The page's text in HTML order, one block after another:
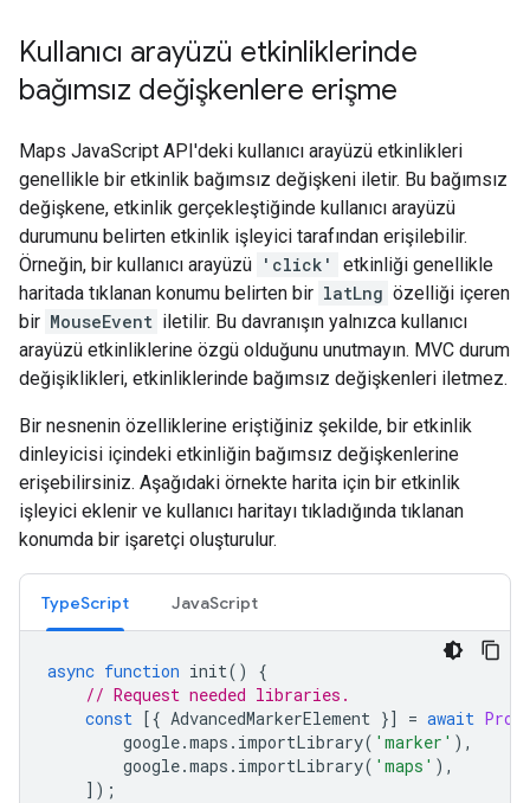
Kullanıcı arayüzü etkinliklerinde
bağımsız değişkenlere erişme
Maps JavaScript API'deki kullanıcı arayüzü etkinlikleri
genellikle bir etkinlik bağımsız değişkeni iletir. Bu bağımsız
değişkene, etkinlik gerçekleştiğinde kullanıcı arayüzü
durumunu belirten etkinlik işleyici tarafından erişilebilir.
Örneğin, bir kullanıcı arayüzü 'click'
etkinliği genellikle
haritada tıklanan konumu belirten bir latLng özelliği içeren
bir MouseEvent iletilir. Bu davranışın yalnızca kullanıcı
arayüzü etkinliklerine özgü olduğunu unutmayın. MVC durum
değişiklikleri, etkinliklerinde bağımsız değişkenleri iletmez.
Bir nesnenin özelliklerine eriştiğiniz şekilde, bir etkinlik
dinleyicisi içindeki etkinliğin bağımsız değişkenlerine
erişebilirsiniz. Aşağıdaki örnekte harita için bir etkinlik
işleyici eklenir ve kullanıcı haritayı tıkladığında tıklanan
konumda bir işaretçi oluşturulur.
TypeScript JavaScript
async function init()
{
// Request needed libraries.
const
[{ AdvancedMarkerElement }] = await
google.maps . importLibrary( 'marker' ),
google.maps . importLibrary( 'maps' ),
]);